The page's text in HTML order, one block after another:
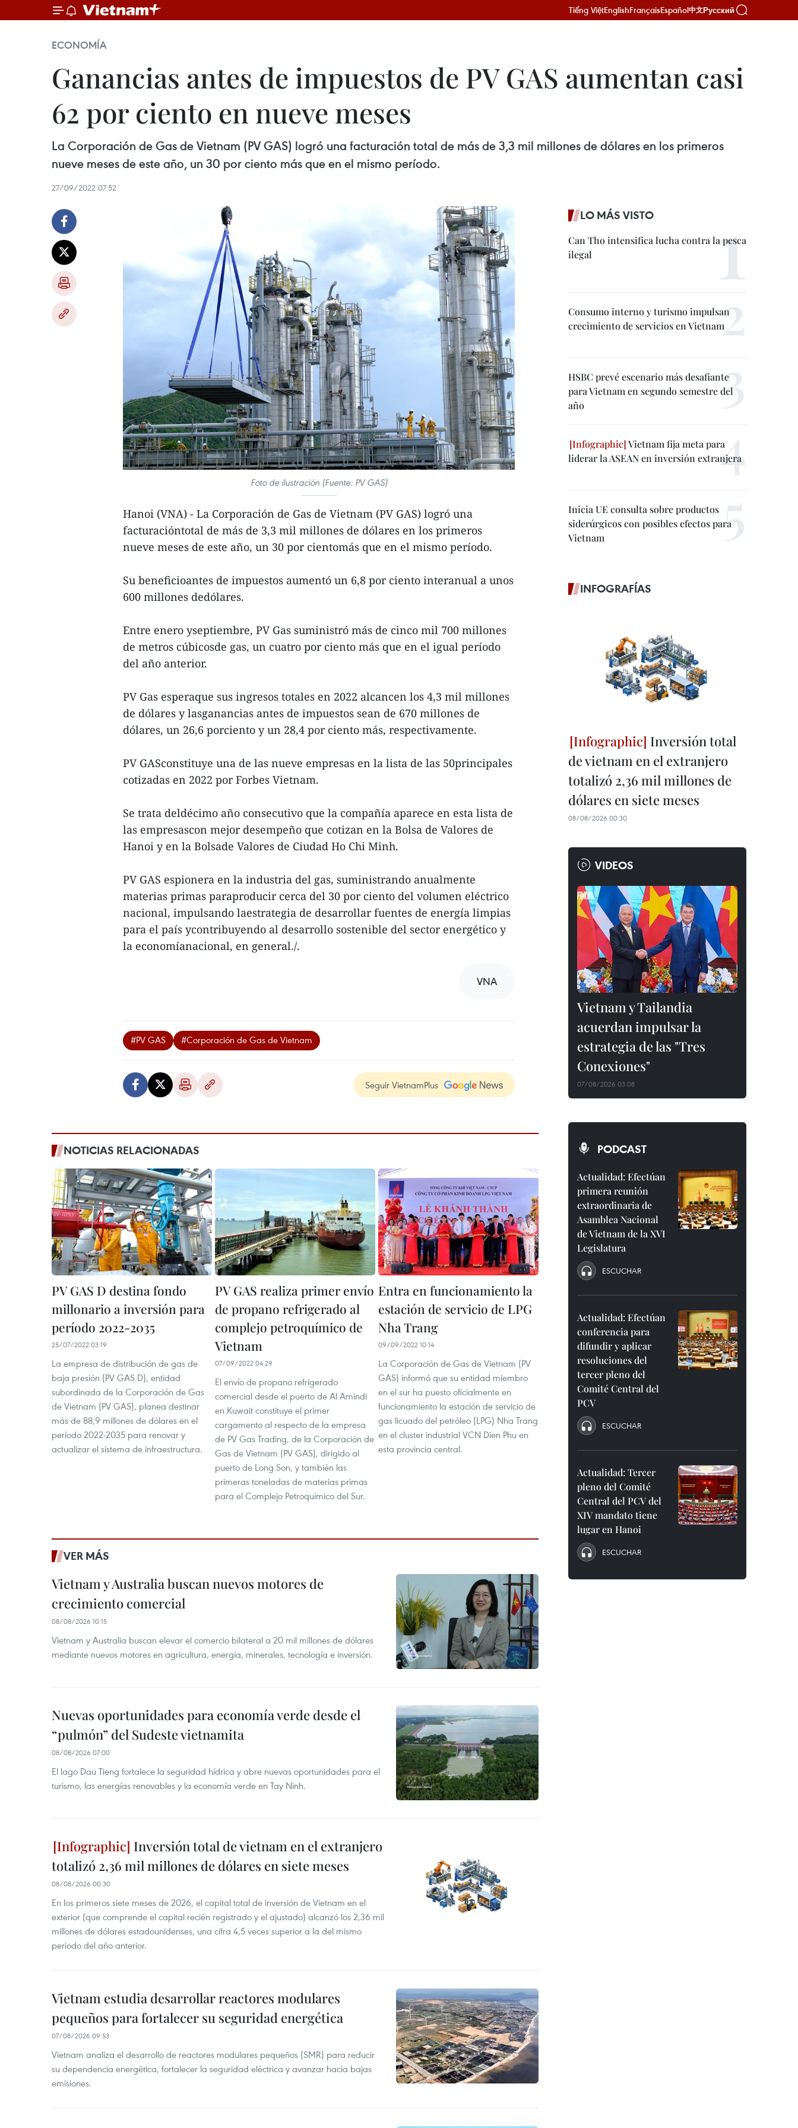
Tiếng ViệtEnglishFrançaisEspañol中文Русский
ECONOMÍA
Ganancias antes de impuestos de PV GAS aumentan casi
62 por ciento en nueve meses
La Corporación de Gas de Vietnam (PV GAS) logró una facturación total de más de 3,3 mil millones de dólares en los primeros
nueve meses de este año, un 30 por ciento más que en el mismo período.
27/09/2022 07:52
Foto de ilustración (Fuente: PV GAS)
Hanoi (VNA) - La Corporación de Gas de Vietnam (PV GAS) logró una
facturacióntotal de más de 3,3 mil millones de dólares en los primeros
nueve meses de este año, un 30 por cientomás que en el mismo período.
Su beneficioantes de impuestos aumentó un 6,8 por ciento interanual a unos
600 millones dedólares.
Entre enero yseptiembre, PV Gas suministró más de cinco mil 700 millones
de metros cúbicosde gas, un cuatro por ciento más que en el igual período
del año anterior.
PV Gas esperaque sus ingresos totales en 2022 alcancen los 4,3 mil millones
de dólares y lasganancias antes de impuestos sean de 670 millones de
dólares, un 26,6 porciento y un 28,4 por ciento más, respectivamente.
PV GASconstituye una de las nueve empresas en la lista de las 50principales
cotizadas en 2022 por Forbes Vietnam.
Se trata deldécimo año consecutivo que la compañía aparece en esta lista de
las empresascon mejor desempeño que cotizan en la Bolsa de Valores de
Hanoi y en la Bolsade Valores de Ciudad Ho Chi Minh.
PV GAS espionera en la industria del gas, suministrando anualmente
materias primas paraproducir cerca del 30 por ciento del volumen eléctrico
nacional, impulsando laestrategia de desarrollar fuentes de energía limpias
para el país ycontribuyendo al desarrollo sostenible del sector energético y
la economíanacional, en general./.
VNA
#PV GAS #Corporación de Gas de Vietnam
Seguir VietnamPlus
NOTICIAS RELACIONADAS
PV GAS D destina fondo
millonario a inversión para
período 2022-2035
25/07/2022 03:19
La empresa de distribución de gas de
baja presión (PV GAS D), entidad
subordinada de la Corporación de Gas
de Vietnam (PV GAS), planea destinar
más de 88,9 millones de dólares en el
período 2022-2035 para renovar y
actualizar el sistema de infraestructura.
PV GAS realiza primer envío
de propano refrigerado al
complejo petroquímico de
Vietnam
07/09/2022 04:29
El envío de propano refrigerado
comercial desde el puerto de Al Amindi
en Kuwait constituye el primer
cargamento al respecto de la empresa
de PV Gas Trading, de la Corporación de
Gas de Vietnam (PV GAS), dirigido al
puerto de Long Son, y también las
primeras toneladas de materias primas
para el Complejo Petroquímico del Sur.
Entra en funcionamiento la
estación de servicio de LPG
Nha Trang
09/09/2022 10:14
La Corporación de Gas de Vietnam (PV
GAS) informó que su entidad miembro
en el sur ha puesto oficialmente en
funcionamiento la estación de servicio de
gas licuado del petróleo (LPG) Nha Trang
en el cluster industrial VCN Dien Phu en
esta provincia central.
VER MÁS
Vietnam y Australia buscan nuevos motores de
crecimiento comercial
08/08/2026 10:15
Vietnam y Australia buscan elevar el comercio bilateral a 20 mil millones de dólares
mediante nuevos motores en agricultura, energía, minerales, tecnología e inversión.
Nuevas oportunidades para economía verde desde el
“pulmón” del Sudeste vietnamita
08/08/2026 07:00
El lago Dau Tieng fortalece la seguridad hídrica y abre nuevas oportunidades para el
turismo, las energías renovables y la economía verde en Tay Ninh.
Inversión total de vietnam en el extranjero
totalizó 2,36 mil millones de dólares en siete meses
08/08/2026 00:30
En los primeros siete meses de 2026, el capital total de inversión de Vietnam en el
exterior (que comprende el capital recién registrado y el ajustado) alcanzó los 2,36 mil
millones de dólares estadounidenses, una cifra 4,5 veces superior a la del mismo
periodo del año anterior.
Vietnam estudia desarrollar reactores modulares
pequeños para fortalecer su seguridad energética
07/08/2026 09:53
Vietnam analiza el desarrollo de reactores modulares pequeños (SMR) para reducir
su dependencia energética, fortalecer la seguridad eléctrica y avanzar hacia bajas
emisiones.
LO MÁS VISTO
Can Tho intensifica lucha contra la pesca
ilegal
Consumo interno y turismo impulsan
crecimiento de servicios en Vietnam
HSBC prevé escenario más desafiante
para Vietnam en segundo semestre del
año
Vietnam fija meta para
liderar la ASEAN en inversión extranjera
Inicia UE consulta sobre productos
siderúrgicos con posibles efectos para
Vietnam
INFOGRAFÍAS
Inversión total
de vietnam en el extranjero
totalizó 2,36 mil millones de
dólares en siete meses
08/08/2026 00:30
VIDEOS
Vietnam y Tailandia
acuerdan impulsar la
estrategia de las "Tres
Conexiones"
07/08/2026 03:08
PODCAST
Actualidad: Efectúan
primera reunión
extraordinaria de
Asamblea Nacional
de Vietnam de la XVI
Legislatura
ESCUCHAR
Actualidad: Efectúan
conferencia para
difundir y aplicar
resoluciones del
tercer pleno del
Comité Central del
PCV
ESCUCHAR
Actualidad: Tercer
pleno del Comité
Central del PCV del
XIV mandato tiene
lugar en Hanoi
ESCUCHAR